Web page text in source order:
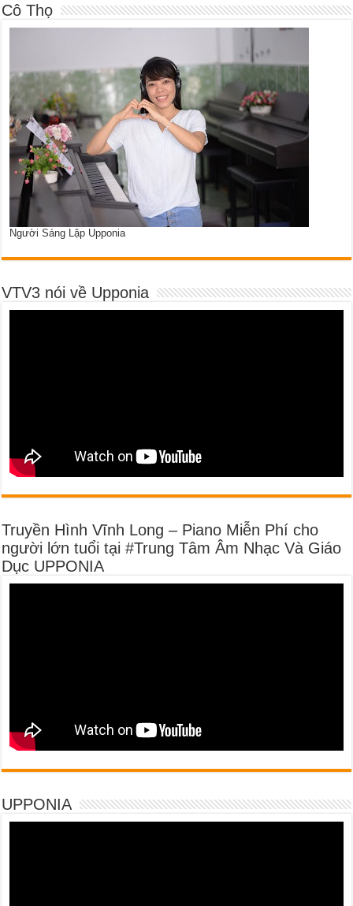
Cô Thọ
Người Sáng Lập Upponia
VTV3 nói về Upponia
Truyền Hình Vĩnh Long – Piano Miễn Phí cho
người lớn tuổi tại #Trung Tâm Âm Nhạc Và Giáo
Dục UPPONIA
UPPONIA